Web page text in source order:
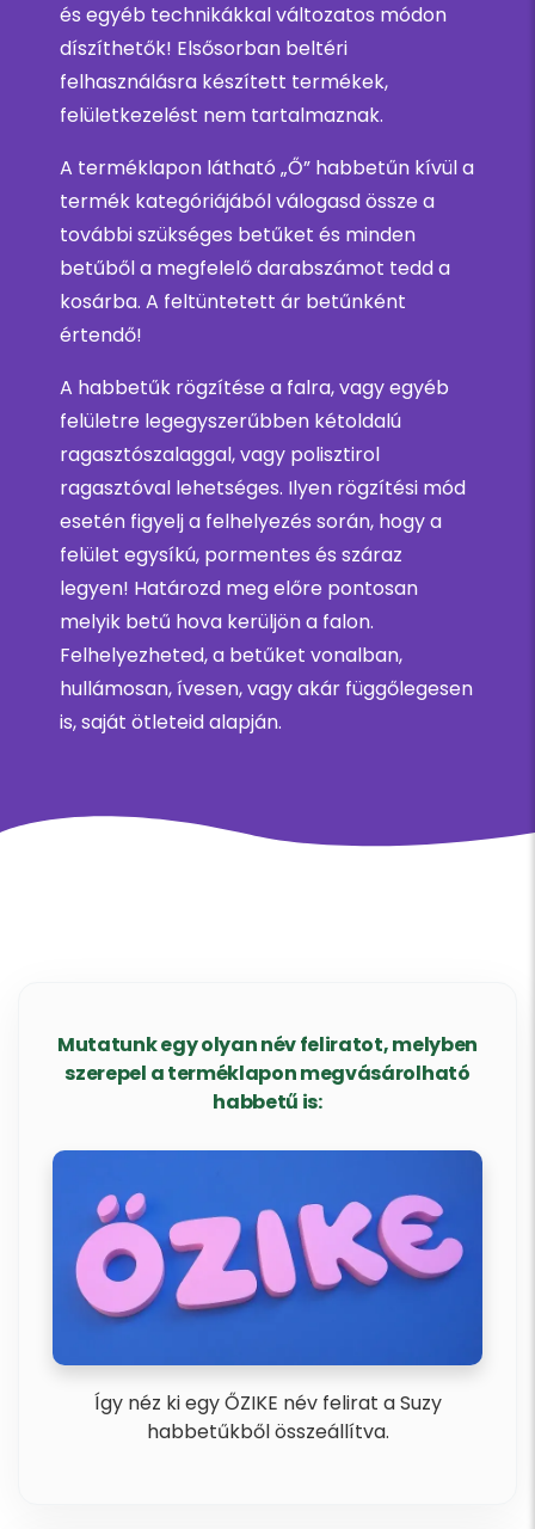
és egyéb technikákkal változatos módon
díszíthetők! Elsősorban beltéri
felhasználásra készített termékek,
felületkezelést nem tartalmaznak.
A terméklapon látható „Ő” habbetűn kívül a
termék kategóriájából válogasd össze a
további szükséges betűket és minden
betűből a megfelelő darabszámot tedd a
kosárba. A feltüntetett ár betűnként
értendő!
A habbetűk rögzítése a falra, vagy egyéb
felületre legegyszerűbben kétoldalú
ragasztószalaggal, vagy polisztirol
ragasztóval lehetséges. Ilyen rögzítési mód
esetén figyelj a felhelyezés során, hogy a
felület egysíkú, pormentes és száraz
legyen! Határozd meg előre pontosan
melyik betű hova kerüljön a falon.
Felhelyezheted, a betűket vonalban,
hullámosan, ívesen, vagy akár függőlegesen
is, saját ötleteid alapján.
Mutatunk egy olyan név feliratot, melyben
szerepel a terméklapon megvásárolható
habbetű is:
Így néz ki egy ŐZIKE név felirat a Suzy
habbetűkből összeállítva.